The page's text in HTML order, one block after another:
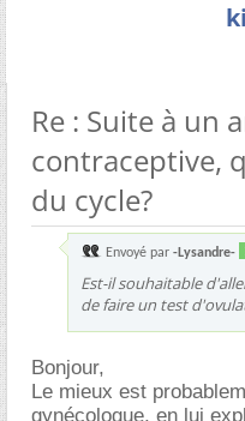
Re : Suite à un
contraceptive,
du cycle?
Envoyé par -Lysandre-
Est-il souhaitable
de faire un test
Bonjour,
Le mieux est
gynécologue, en lui